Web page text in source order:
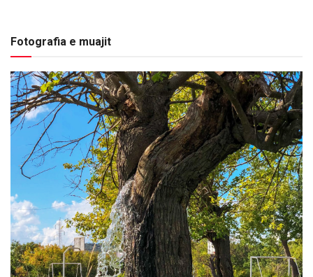
Fotografia e muajit